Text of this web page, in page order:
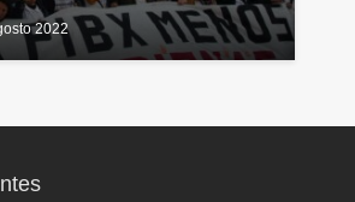
2022